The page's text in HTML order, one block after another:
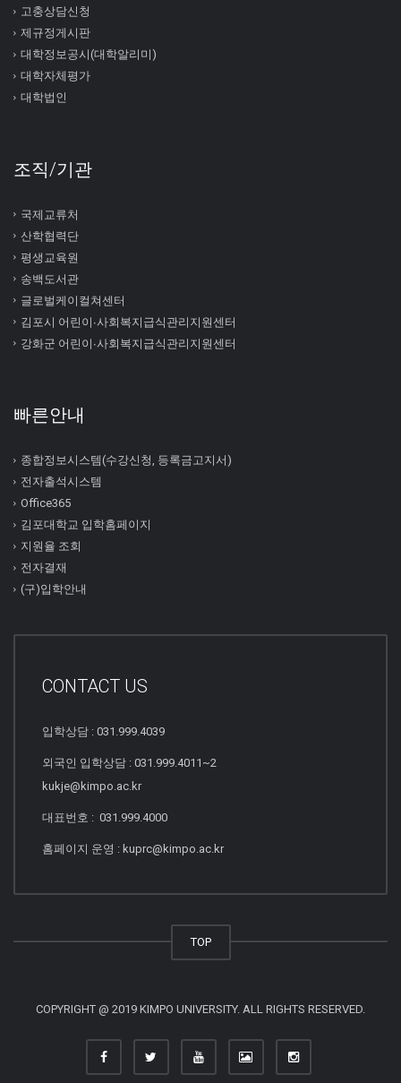
고충상담신청
제규정게시판
대학정보공시(대학알리미)
대학자체평가
대학법인
조직/기관
국제교류처
산학협력단
평생교육원
송백도서관
글로벌케이컬쳐센터
김포시 어린이∙사회복지급식관리지원센터
강화군 어린이∙사회복지급식관리지원센터
빠른안내
종합정보시스템(수강신청, 등록금고지서)
전자출석시스템
Office365
김포대학교 입학홈페이지
지원율 조회
전자결재
(구)입학안내
CONTACT US
입학상담 : 031.999.4039
외국인 입학상담 : 031.999.4011~2
kukje@kimpo.ac.kr
대표번호 : 031.999.4000
홈페이지 운영 : kuprc@kimpo.ac.kr
TOP
COPYRIGHT @ 2019 KIMPO UNIVERSITY. ALL RIGHTS RESERVED.